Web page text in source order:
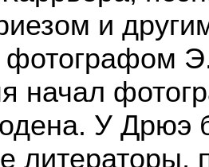
и
фотографом
начал
У Дрюэ
литераторы,